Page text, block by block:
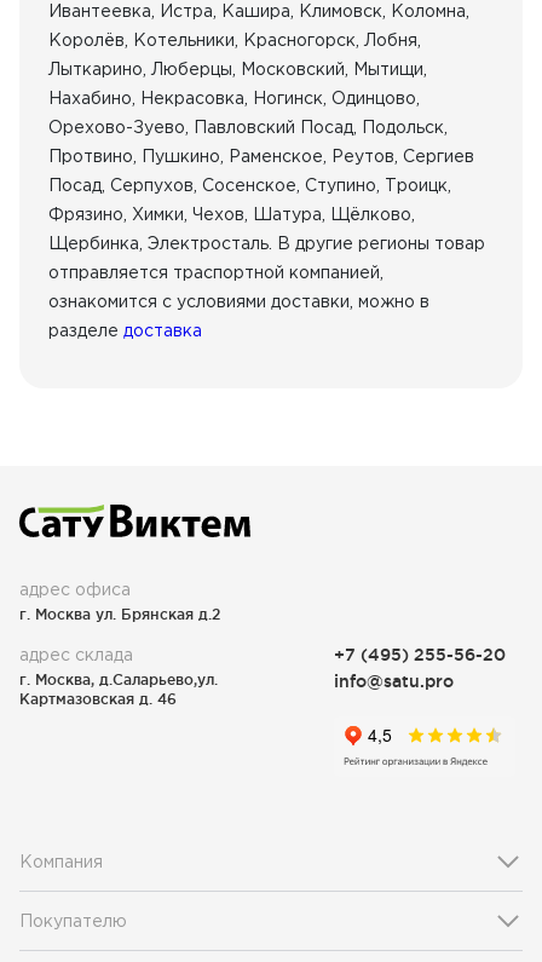
Ивантеевка, Истра, Кашира, Климовск, Коломна,
Королёв, Котельники, Красногорск, Лобня,
Лыткарино, Люберцы, Московский, Мытищи,
Нахабино, Некрасовка, Ногинск, Одинцово,
Орехово-Зуево, Павловский Посад, Подольск,
Протвино, Пушкино, Раменское, Реутов, Сергиев
Посад, Серпухов, Сосенское, Ступино, Троицк,
Фрязино, Химки, Чехов, Шатура, Щёлково,
Щербинка, Электросталь. В другие регионы товар
отправляется траспортной компанией,
ознакомится с условиями доставки, можно в
разделе доставка
адрес офиса
г. Москва ул. Брянская д.2
адрес склада
г. Москва, д.Саларьево,ул.
Картмазовская д. 46
+7 (495) 255-56-20
info@satu.pro
Компания
Покупателю